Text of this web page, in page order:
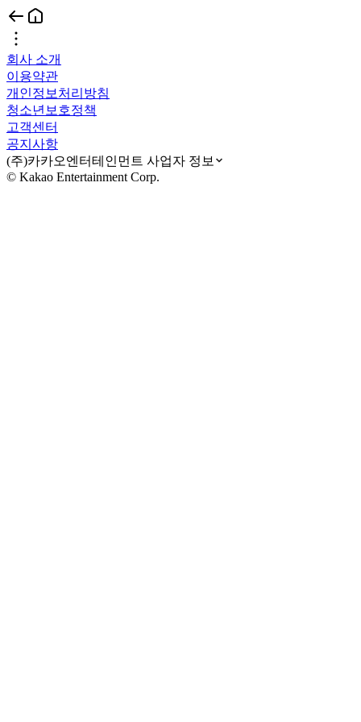
회사 소개
이용약관
개인정보처리방침
청소년보호정책
고객센터
공지사항
(주)카카오엔터테인먼트 사업자 정보
© Kakao Entertainment Corp.